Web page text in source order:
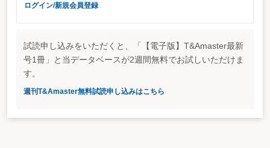
ログイン/新規会員登録
試読申し込みをいただくと、「【電子版】T&Amaster最新
号1冊」と当データベースが2週間無料でお試しいただけま
す。
週刊T&Amaster無料試読申し込みはこちら